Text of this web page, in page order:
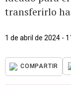
transferirlo
1 de abril de 2024 -
COMPARTIR